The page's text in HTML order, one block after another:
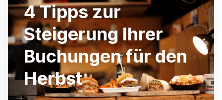
4 Tipps zur
Steigerung Ihrer
Buchungen für den
Herbst